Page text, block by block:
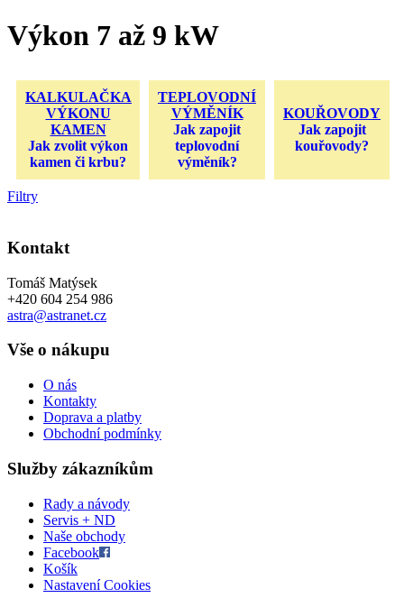
Výkon 7 až 9 kW
KALKULAČKA
VÝKONU
KAMEN
Jak zvolit výkon
kamen či krbu?
TEPLOVODNÍ
VÝMĚNÍK
Jak zapojit
teplovodní
výměník?
KOUŘOVODY
Jak zapojit
kouřovody?
Filtry
Kontakt
Tomáš Matýsek
+420 604 254 986
astra@astranet.cz
Vše o nákupu
O nás
Kontakty
Doprava a platby
Obchodní podmínky
Služby zákazníkům
Rady a návody
Servis + ND
Naše obchody
Facebook
Košík
Nastavení Cookies